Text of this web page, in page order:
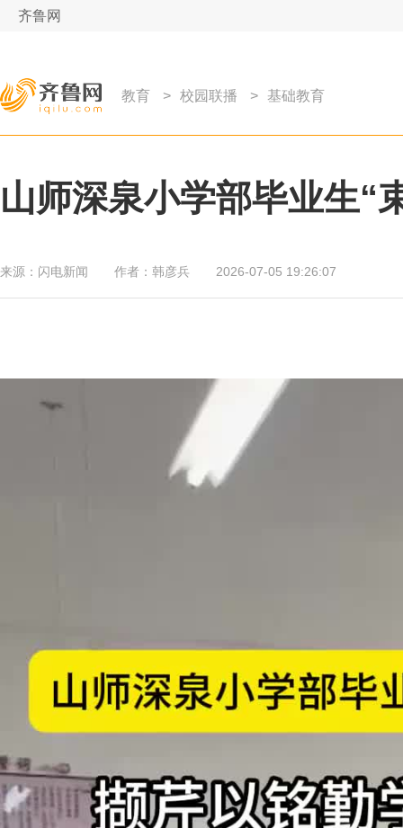
齐鲁网
教育 > 校园联播 > 基础教育
山师深泉小学部毕业生“
来源： 闪电新闻 作者： 韩彦兵 2026-07-05 19:26:07